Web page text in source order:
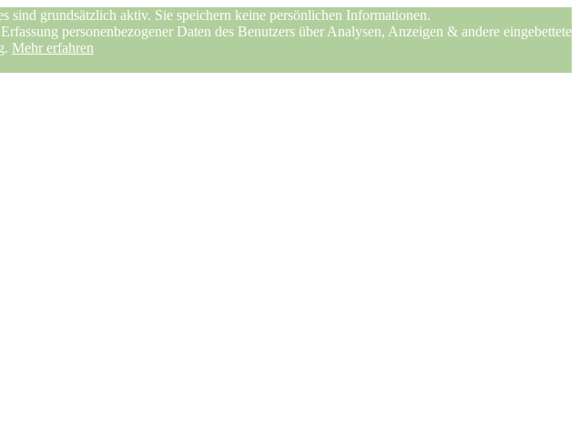
grundsätzlich aktiv. Sie speichern keine persönlichen Informationen.
personenbezogener Daten des Benutzers über Analysen, Anzeigen & andere eingebettete
Mehr erfahren